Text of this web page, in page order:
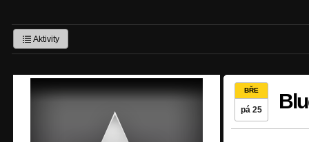
Aktivity
BŘE
pá 25